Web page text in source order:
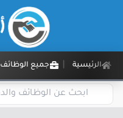
الرئيسية جميع الوظائف